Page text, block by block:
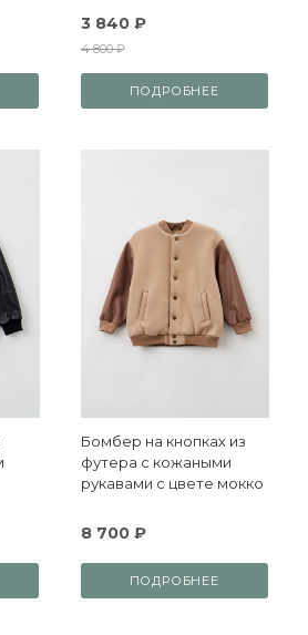
3 840 ₽
4 800 ₽
ПОДРОБНЕЕ
Бомбер на кнопках из
футера с кожаными
рукавами с цвете мокко
8 700 ₽
ПОДРОБНЕЕ